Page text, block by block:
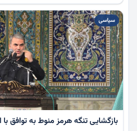
سیاسی
بازگشایی تنگه هرمز منوط به توافق با